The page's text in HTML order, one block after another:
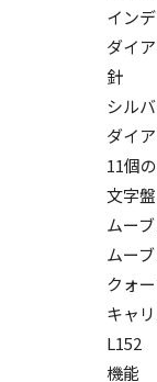
イン
ダイ
針
シル
ダイ
11個
文字盤
ムー
ムー
クォ
キャ
L152
機能